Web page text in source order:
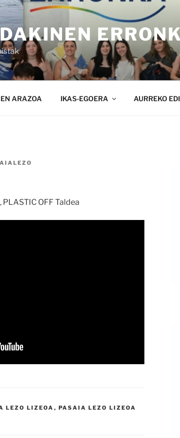
ARAZOA IKAS-EGOERA AURREKO
PLASTIC OFF Taldea
LEZO LIZEOA , PASAIA LEZO LIZEOA